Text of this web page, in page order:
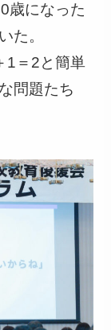
歳になった
た。
1＝2と簡単
問題たち